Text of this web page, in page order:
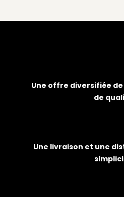
Une offre diversifiée
de
Une livraison et une